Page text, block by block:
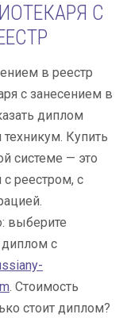
С
в реестр
с занесением в
диплом
техникум. Купить
системе — это
реестром, с
выберите
диплом с
. Стоимость
стоит диплом?